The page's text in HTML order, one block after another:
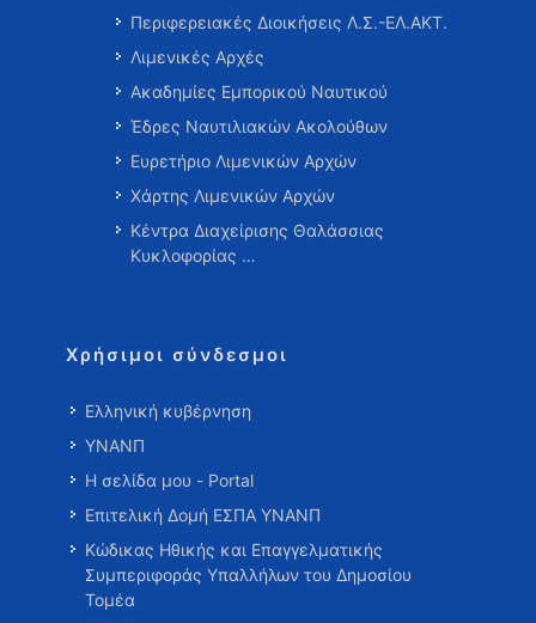
Περιφερειακές Διοικήσεις Λ.Σ.-ΕΛ.ΑΚΤ.
Λιμενικές Αρχές
Ακαδημίες Εμπορικού Ναυτικού
Έδρες Ναυτιλιακών Ακολούθων
Ευρετήριο Λιμενικών Αρχών
Χάρτης Λιμενικών Αρχών
Κέντρα Διαχείρισης Θαλάσσιας
Κυκλοφορίας …
Χρήσιμοι σύνδεσμοι
Ελληνική κυβέρνηση
ΥΝΑΝΠ
Η σελίδα μου - Portal
Επιτελική Δομή ΕΣΠΑ ΥΝΑΝΠ
Κώδικας Ηθικής και Επαγγελματικής
Συμπεριφοράς Υπαλλήλων του Δημοσίου
Τομέα